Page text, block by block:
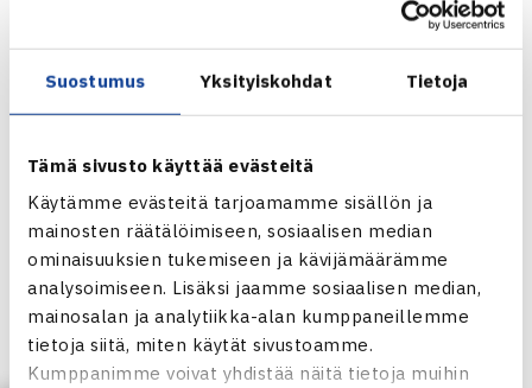
Suostumus Yksityiskohdat Tietoja
Tämä sivusto käyttää evästeitä
Käytämme evästeitä tarjoamamme sisällön ja
mainosten räätälöimiseen, sosiaalisen median
ominaisuuksien tukemiseen ja kävijämäärämme
analysoimiseen. Lisäksi jaamme sosiaalisen median,
mainosalan ja analytiikka-alan kumppaneillemme
tietoja siitä, miten käytät sivustoamme.
Kumppanimme voivat yhdistää näitä tietoja muihin
Seuravalmentajakoulutus keväällä 2012
Jaa: